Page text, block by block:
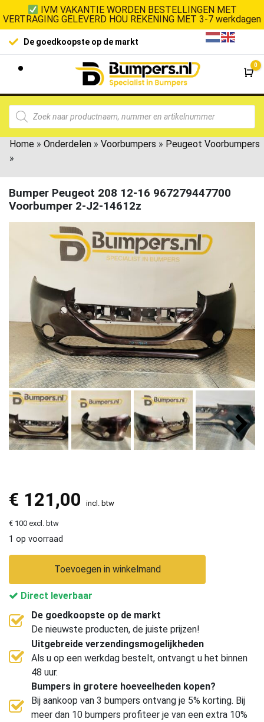
IVM VAKANTIE WORDEN BESTELLINGEN MET
VERTRAGING GELEVERD HOU REKENING MET 3-7 werkdagen
De goedkoopste op de markt
0
Home » Onderdelen » Voorbumpers » Peugeot Voorbumpers
»
Bumper Peugeot 208 12-16 967279447700
Voorbumper 2-J2-14612z
€ 121,00 incl. btw
€ 100 excl. btw
1 op voorraad
Toevoegen in winkelmand
Direct leverbaar
De goedkoopste op de markt
De nieuwste producten, de juiste prijzen!
Uitgebreide verzendingsmogelijkheden
Als u op een werkdag bestelt, ontvangt u het binnen
48 uur.
Bumpers in grotere hoeveelheden kopen?
Bij aankoop van 3 bumpers ontvang je 5% korting. Bij
meer dan 10 bumpers profiteer je van een extra 10%